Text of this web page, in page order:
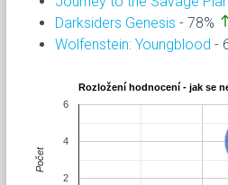
Darksiders Genesis - 78%
Wolfenstein: Youngblood -
Rozložení hodnocení - jak se
2
4
6
Počet